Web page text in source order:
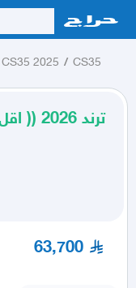
CS35 2025 / CS35
63,700